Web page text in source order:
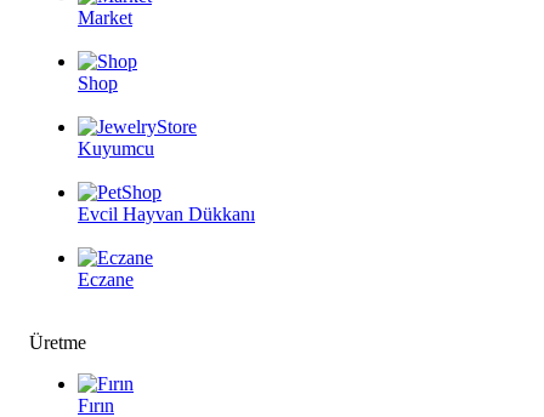
Market
Shop
Kuyumcu
Evcil Hayvan Dükkanı
Eczane
Üretme
Fırın